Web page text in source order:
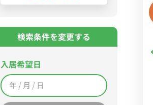
検索条件を変更する
入居希望日